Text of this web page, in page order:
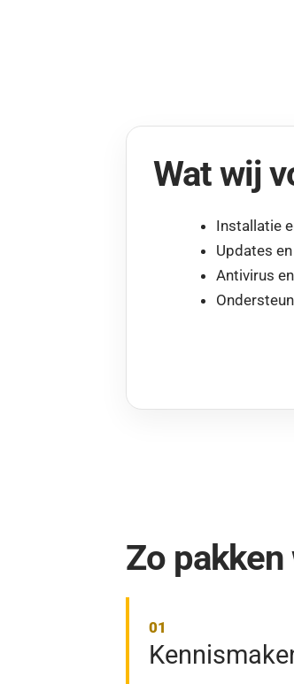
Wat wij
Installatie
Updates
Antivirus
Zo pakken